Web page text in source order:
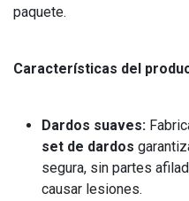
paquete.
Características del
Dardos suaves:
set de dardos
segura, sin partes
causar lesiones.